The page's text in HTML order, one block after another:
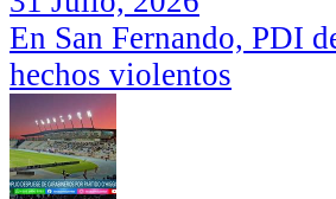
En San Fernando, PDI
hechos violentos